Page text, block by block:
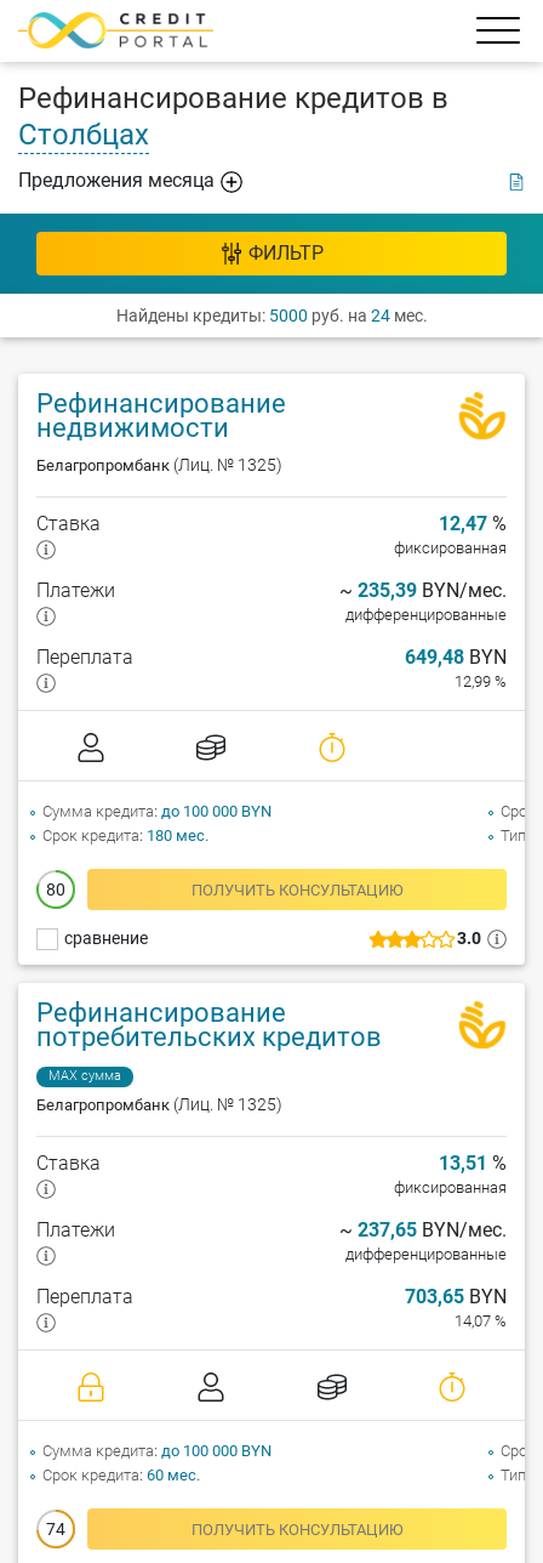
Рефинансирование кредитов в
Столбцах
Предложения месяца
ФИЛЬТР
Найдены кредиты: 5000 руб. на 24мес.
Рефинансирование
недвижимости
Белагропромбанк (Лиц. № 1325)
3.0
сравнение
Ставка 12,47 %
фиксированная
Платежи ~ 235,39 BYN/мес.
дифференцированные
Переплата 649,48 BYN
12,99 %
80 ПОЛУЧИТЬ КОНСУЛЬТАЦИЮ
Сумма кредита до 100 000 BYN
Срок кредита 180 мес.
Срок
Тип
Рефинансирование
потребительских кредитов
MAX сумма
Белагропромбанк (Лиц. № 1325)
Ставка 13,51 %
фиксированная
Платежи ~ 237,65 BYN/мес.
дифференцированные
Переплата 703,65 BYN
14,07 %
74 ПОЛУЧИТЬ КОНСУЛЬТАЦИЮ
Сумма кредита до 100 000 BYN
Срок кредита 60 мес.
Срок
Тип